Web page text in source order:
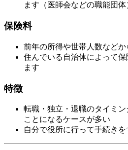
ます（医師会などの職能団体
保険料
前年の所得や世帯人数など
住んでいる自治体によって
ます
特徴
転職・独立・退職のタイミン
ことになるケースが多い
自分で役所に行って手続き